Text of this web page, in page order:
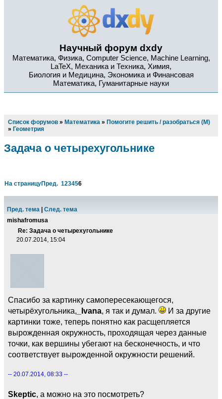
Научный форум dxdy
Математика, Физика, Computer Science, Machine Learning,
LaTeX, Механика и Техника, Химия,
Биология и Медицина, Экономика и Финансовая
Математика, Гуманитарные науки
Список форумов » Математика » Помогите решить / разобраться (М)
» Геометрия
Задача о четырехугольнике
На страницуПред. 123456
Пред. тема
След. тема
mishafromusa
Re: Задача о четырехугольнике
20.07.2014, 15:04
Спасибо за картинку самопересекающегося,
четырёхугольника, _Ivana, я так и думал.
И за другие
картинки тоже, теперь понятно как расщепляется
вырожденная окружность, проходящая через данные
точки, как вершины убегают на бесконечность, и что
соответствует вырожденной окружности решений.
-- 20.07.2014, 08:33 --
Skeptic, а можно на это посмотреть?